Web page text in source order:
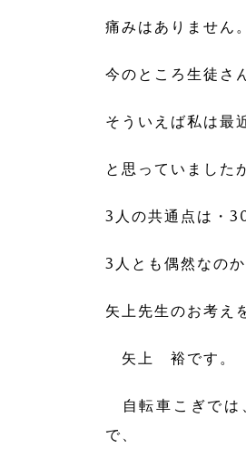
痛みはありません。
今のところ生徒さ
そういえば私は最
と思っていました
3人の共通点は・
3人とも偶然なの
矢上先生のお考え
矢上 裕です。
自転車こぎでは
で、